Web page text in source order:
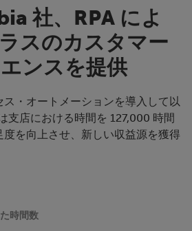
社、RPA によ
スのカスタマー
ンスを提供
ス・オートメーションを導入して以
支店における時間を 127,000 時間
度を向上させ、新しい収益源を獲得
時間数